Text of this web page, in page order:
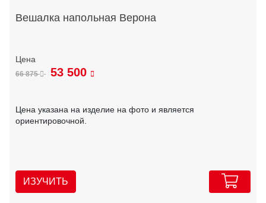
Вешалка напольная Верона
66 875 53 500
Цена указана на изделие на фото и является
ориентировочной.
ИЗУЧИТЬ